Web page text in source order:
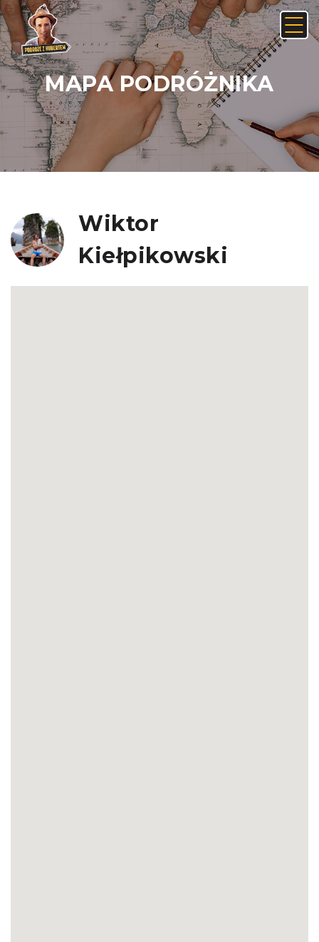
MAPA PODRÓŻNIKA
Wiktor
Kiełpikowski
Anuluj Usuń
Nie, anuluj Tak, usuń
JAK ZNALEŹĆ LINK NA ANDROIDZIE: